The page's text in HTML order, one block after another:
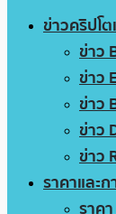
ข่าวคริปโต
ข่าว
ข่าว
ข่าว
ข่าว
ข่าว
ราคาและก